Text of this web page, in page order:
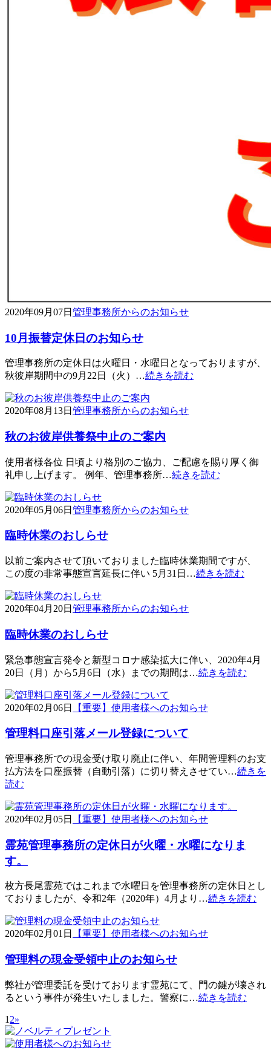
2020年09月07日 管理事務所からのお知らせ
10月振替定休日のお知らせ
管理事務所の定休日は火曜日・水曜日となっておりますが、
秋彼岸期間中の9月22日（火）…続きを読む
2020年08月13日 管理事務所からのお知らせ
秋のお彼岸供養祭中止のご案内
使用者様各位 日頃より格別のご協力、ご配慮を賜り厚く御
礼申し上げます。 例年、管理事務所…続きを読む
2020年05月06日 管理事務所からのお知らせ
臨時休業のおしらせ
以前ご案内させて頂いておりました臨時休業期間ですが、
この度の非常事態宣言延長に伴い 5月31日…続きを読む
2020年04月20日 管理事務所からのお知らせ
臨時休業のおしらせ
緊急事態宣言発令と新型コロナ感染拡大に伴い、2020年4月
20日（月）から5月6日（水）までの期間は…続きを読む
2020年02月06日 【重要】使用者様へのお知らせ
管理料口座引落メール登録について
管理事務所での現金受け取り廃止に伴い、年間管理料のお支
払方法を口座振替（自動引落）に切り替えさせてい…続きを
読む
2020年02月05日 【重要】使用者様へのお知らせ
霊苑管理事務所の定休日が火曜・水曜になりま
す。
枚方長尾霊苑ではこれまで水曜日を管理事務所の定休日とし
ておりましたが、令和2年（2020年）4月より…続きを読む
2020年02月01日 【重要】使用者様へのお知らせ
管理料の現金受領中止のお知らせ
弊社が管理委託を受けております霊苑にて、門の鍵が壊され
るという事件が発生いたしました。警察に…続きを読む
1 2»